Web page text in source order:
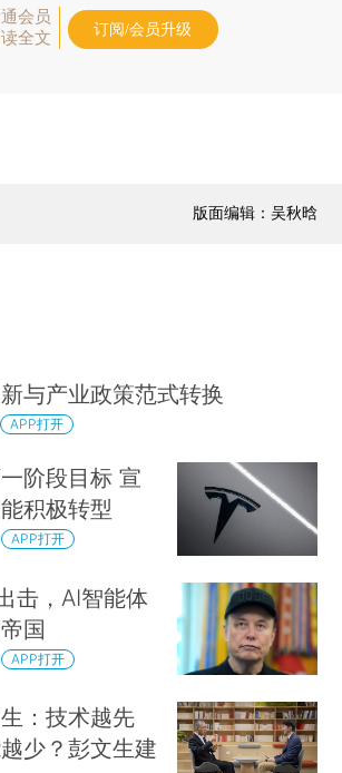
会员
全文
订阅/会员升级
版面编辑：吴秋晗
与产业政策范式转换
APP打开
阶段目标 宣
积极转型
APP打开
击，AI智能体
国
APP打开
：技术越先
少？彭文生建